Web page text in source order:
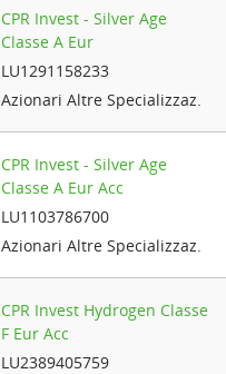
CPR Invest - Silver Age
Classe A Eur
LU1291158233
Azionari Altre Specializzaz.
CPR Invest - Silver Age
Classe A Eur Acc
LU1103786700
Azionari Altre Specializzaz.
CPR Invest Hydrogen Classe
F Eur Acc
LU2389405759